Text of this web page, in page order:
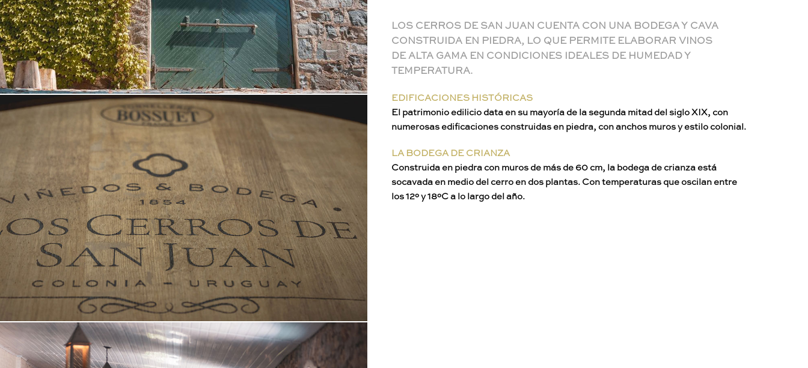
LOS CERROS DE SAN JUAN CUENTA CON UNA BODEGA Y CAVA
CONSTRUIDA EN PIEDRA, LO QUE PERMITE ELABORAR VINOS
DE ALTA GAMA EN CONDICIONES IDEALES DE HUMEDAD Y
TEMPERATURA.
EDIFICACIONES HISTÓRICAS
El patrimonio edilicio data en su mayoría de la segunda mitad del siglo XIX, con
numerosas edificaciones construidas en piedra, con anchos muros y estilo colonial.
LA BODEGA DE CRIANZA
Construida en piedra con muros de más de 60 cm, la bodega de crianza está
socavada en medio del cerro en dos plantas. Con temperaturas que oscilan entre
los 12º y 18ºC a lo largo del año.